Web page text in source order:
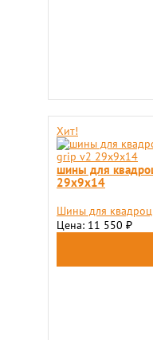
Хит!
шины для
29x9x14
Шины для
Цена: 11 550 ₽